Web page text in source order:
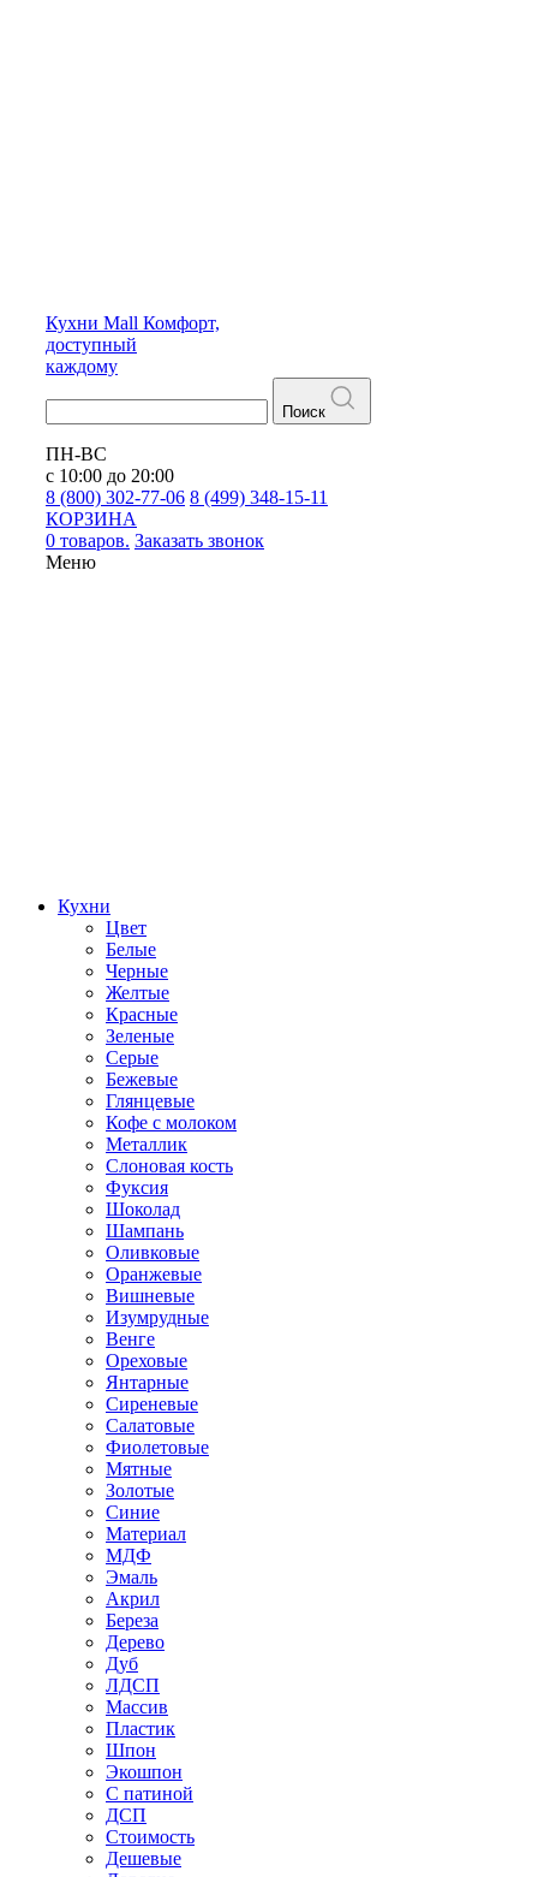
Кухни Mall Комфорт,
доступный
каждому
Поиск
ПН-ВС
с 10:00 до 20:00
8 (800) 302-77-06 8 (499) 348-15-11
КОРЗИНА
0 товаров. Заказать звонок
Меню
Кухни
Цвет
Белые
Черные
Желтые
Красные
Зеленые
Серые
Бежевые
Глянцевые
Кофе с молоком
Металлик
Слоновая кость
Фуксия
Шоколад
Шампань
Оливковые
Оранжевые
Вишневые
Изумрудные
Венге
Ореховые
Янтарные
Сиреневые
Салатовые
Фиолетовые
Мятные
Золотые
Синие
Материал
МДФ
Эмаль
Акрил
Береза
Дерево
Дуб
ЛДСП
Массив
Пластик
Шпон
Экошпон
С патиной
ДСП
Стоимость
Дешевые